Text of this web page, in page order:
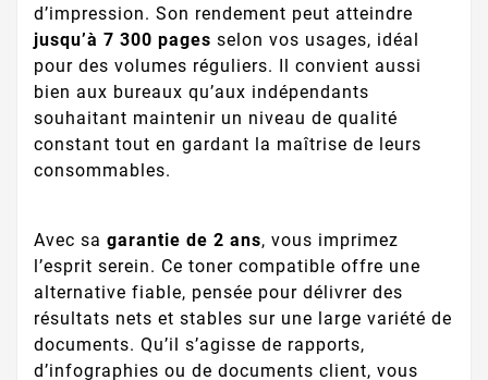
d’impression. Son rendement peut atteindre
jusqu’à 7 300 pages selon vos usages, idéal
pour des volumes réguliers. Il convient aussi
bien aux bureaux qu’aux indépendants
souhaitant maintenir un niveau de qualité
constant tout en gardant la maîtrise de leurs
consommables.
Avec sa garantie de 2 ans, vous imprimez
l’esprit serein. Ce toner compatible offre une
alternative fiable, pensée pour délivrer des
résultats nets et stables sur une large variété de
documents. Qu’il s’agisse de rapports,
d’infographies ou de documents client, vous